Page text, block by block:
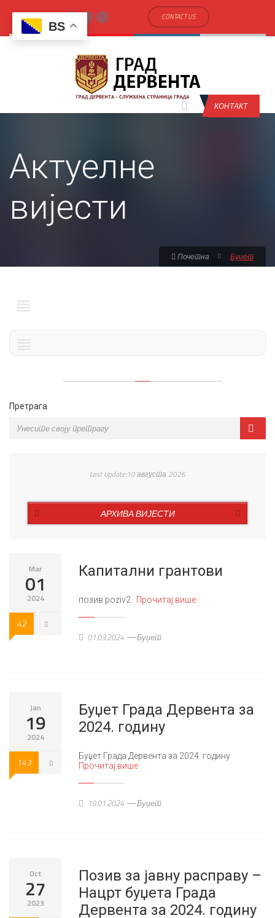
CONTACT US
КОНТАКТ
Актуелне
вијести
Почетна Буџет
Претрага
Last Update:10 августа 2026
АРХИВА ВИЈЕСТИ
Mar
01
2024
42
Капитални грантови
позив poziv2 Прочитај више
01.03.2024 Буџет
Jan
19
2024
143
Буџет Града Дервента за
2024. годину
Буџет Града Дервента за 2024. годину
Прочитај више
19.01.2024 Буџет
Oct
27
2023
Позив за јавну расправу –
Нацрт буџета Града
Дервента за 2024. годину
BS